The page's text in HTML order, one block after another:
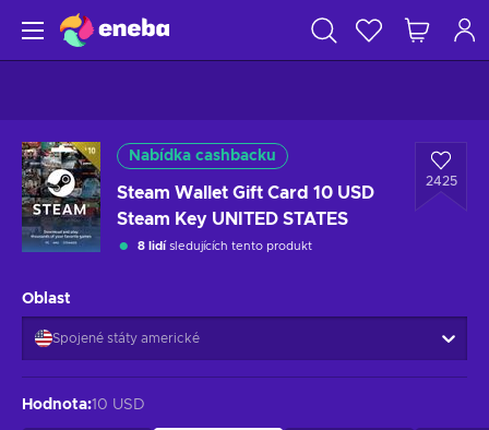
Nabídka cashbacku
Steam Wallet Gift Card 10 USD
Steam Key UNITED STATES
8 lidí sledujících tento produkt
2425
Oblast
Spojené státy americké
Hodnota:10 USD